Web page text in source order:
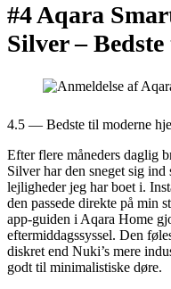
#4 Aqara
Silver –
4.5 — Bedste til moderne
Efter flere måneders daglig
Silver har den sneget sig
lejligheder jeg har boet i.
den passede direkte på min
app-guiden i Aqara Home
eftermiddagssyssel. Den
diskret end Nuki’s mere
godt til minimalistiske døre.